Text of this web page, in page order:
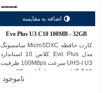
اضافه به مقایسه
Evo Plus U3 C10 100MB - 32GB
کارت حافظه MicroSDXC سامسونگ
مدل Evo Plus کلاس 10 استاندارد
UHS-I U3 سرعت 100MBps ظرفیت
32 گیگابایت به همراه آداپتور SD
ناموجود